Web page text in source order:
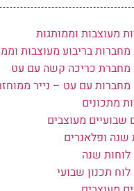
מעוצבות וממותגות
מחברות בריבוע מעוצבות
מחברת כריכה קשה עם עט
מחברות עם עט – נייר
מתכונים
שבועיים מעוצבים
שנה ופלאנרים
לוחות שנה
לוח תכנון שבועי